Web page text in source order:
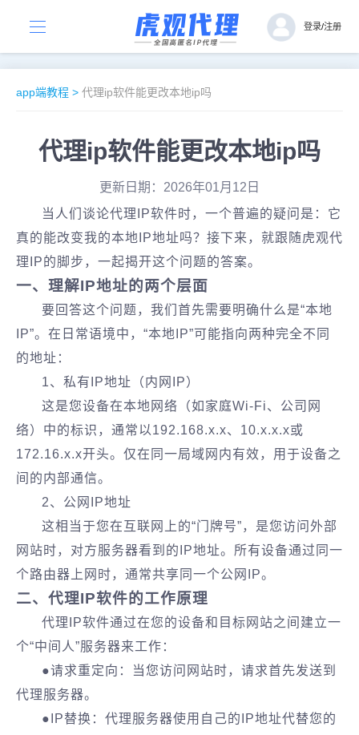
登录/注册
app端教程 > 代理ip软件能更改本地ip吗
代理ip软件能更改本地ip吗
更新日期：2026年01月12日
当人们谈论代理IP软件时，一个普遍的疑问是：它
真的能改变我的本地IP地址吗？接下来，就跟随虎观代
理IP的脚步，一起揭开这个问题的答案。
一、理解IP地址的两个层面
要回答这个问题，我们首先需要明确什么是“本地
IP”。在日常语境中，“本地IP”可能指向两种完全不同
的地址：
1、私有IP地址（内网IP）
这是您设备在本地网络（如家庭Wi-Fi、公司网
络）中的标识，通常以192.168.x.x、10.x.x.x或
172.16.x.x开头。仅在同一局域网内有效，用于设备之
间的内部通信。
2、公网IP地址
这相当于您在互联网上的“门牌号”，是您访问外部
网站时，对方服务器看到的IP地址。所有设备通过同一
个路由器上网时，通常共享同一个公网IP。
二、代理IP软件的工作原理
代理IP软件通过在您的设备和目标网站之间建立一
个“中间人”服务器来工作：
●请求重定向：当您访问网站时，请求首先发送到
代理服务器。
●IP替换：代理服务器使用自己的IP地址代替您的